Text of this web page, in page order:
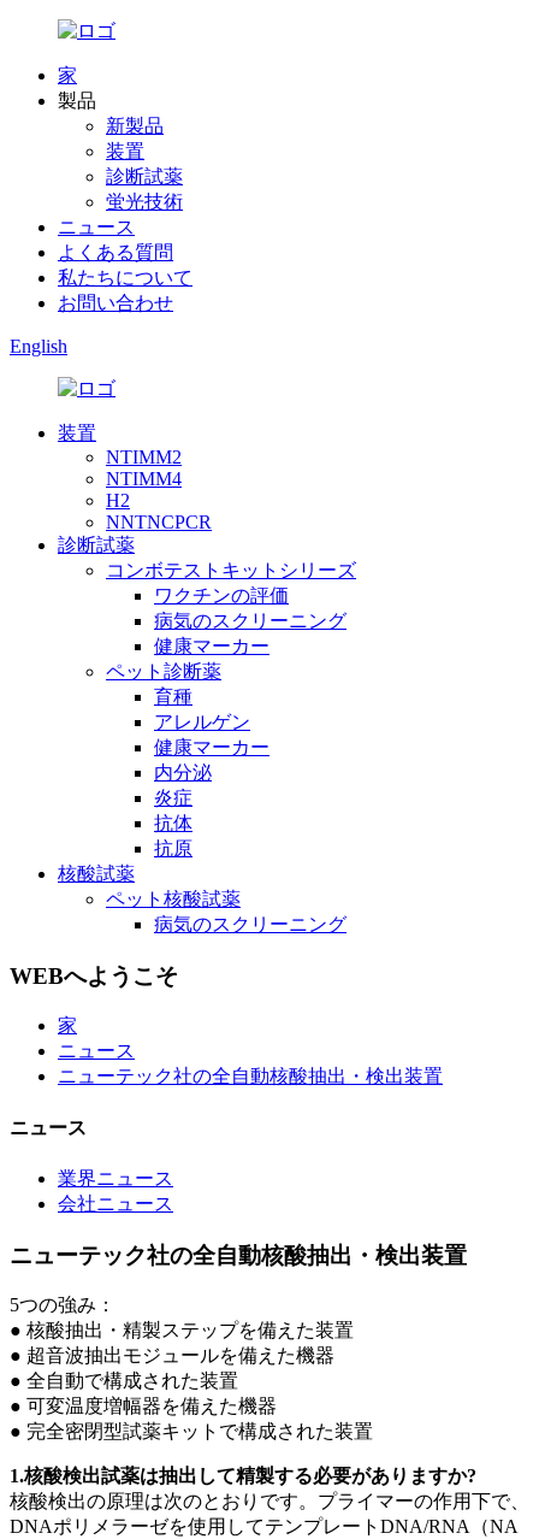
家
製品
新製品
装置
診断試薬
蛍光技術
ニュース
よくある質問
私たちについて
お問い合わせ
English
装置
NTIMM2
NTIMM4
H2
NNTNCPCR
診断試薬
コンボテストキットシリーズ
ワクチンの評価
病気のスクリーニング
健康マーカー
ペット診断薬
育種
アレルゲン
健康マーカー
内分泌
炎症
抗体
抗原
核酸試薬
ペット核酸試薬
病気のスクリーニング
WEBへようこそ
家
ニュース
ニューテック社の全自動核酸抽出・検出装置
ニュース
業界ニュース
会社ニュース
ニューテック社の全自動核酸抽出・検出装置
5つの強み：
● 核酸抽出・精製ステップを備えた装置
● 超音波抽出モジュールを備えた機器
● 全自動で構成された装置
● 可変温度増幅器を備えた機器
● 完全密閉型試薬キットで構成された装置
1.核酸検出試薬は抽出して精製する必要がありますか?
核酸検出の原理は次のとおりです。プライマーの作用下で、
DNAポリメラーゼを使用してテンプレートDNA/RNA（NA